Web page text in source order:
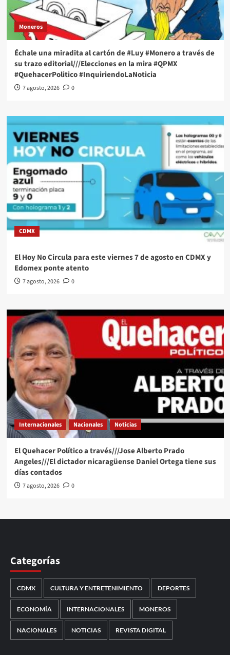
Moneros
Échale una miradita al cartón de #Luy #Monero a través de
su trazo editorial///Elecciones en la mira #QPMX
#QuehacerPolitico #InquiriendoLaNoticia
7 agosto, 2026 0
CDMX
El Hoy No Circula para este viernes 7 de agosto en CDMX y
Edomex ponte atento
7 agosto, 2026 0
Internacionales Nacionales Noticias
El Quehacer Político a través///Jose Alberto Prado
Angeles///El dictador nicaragüense Daniel Ortega tiene sus
días contados
7 agosto, 2026 0
Categorías
CDMX CULTURA Y ENTRETENIMIENTO DEPORTES
ECONOMÍA INTERNACIONALES MONEROS
NACIONALES NOTICIAS REVISTA DIGITAL